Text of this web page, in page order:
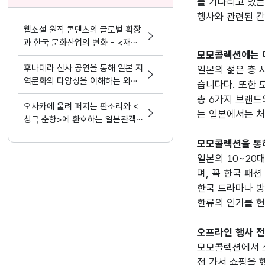
웹소설 원작 콘텐츠의 글로벌 확장
과 한국 문화산업의 변화 - <재혼
황후> 실사화 드라마
후나데라 신사 공연을 통해 일본 지
역문화의 다양성을 이해하는 외국
인 유학생들
오사카에 울려 퍼지는 판소리와 <
창극 춘향>에 환호하는 일본관객
들
모모콜렉션에는
일본의 젊은 층
습니다다. 또한
총 6가지 브랜
모모콜렉션을
일본의 10~20
며, 꼭 한국 패
한국 드라마나
오프라인 행사
모모콜렉션에서
접 가서 쇼핑을